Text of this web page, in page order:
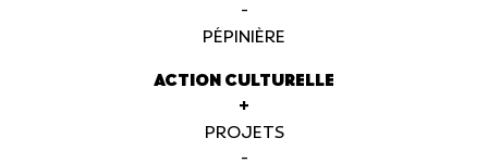
-
PÉPINIÈRE
ACTION CULTURELLE
+
PROJETS